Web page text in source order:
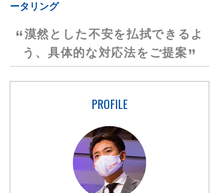
ータリング
漠然とした不安を払拭できるよ
う、具体的な対応法をご提案
PROFILE